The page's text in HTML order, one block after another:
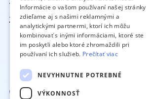
Malacky
Pezinok
Dunajská Streda
Galanta
Piešťany
Senica
Skalica
Trnava
Nitra
Komárno
Levice
Nové Zámky
Šaľa
Topoľčany
Zlaté Moravce
Trenčiansky kraj
›
Trenčín
Prievidza
Bánovce nad
Bebravou
Ilava
Myjava
Žilinský kraj
›
Žilina
Ružomberok
Dolný Kubín
Čadca
Martin
Banskobystrický kraj ›
Banská Bystrica
Zvolen
Banská Štiavnica
Brezno
Prešovský kraj
›
Svidník
Prešov
Bardejov
Košický kraj
Košice
Gelnica
Kontakt
+421 901 722 722
Informácie o vašom používaní našej stránky
zdieľame aj s našimi reklamnými a
analytickými partnermi, ktorí ich môžu
kombinovať s inými informáciami, ktoré ste
im poskytli alebo ktoré zhromaždili pri
používaní ich služieb. Prečítať viac
NEVYHNUTNE POTREBNÉ
VÝKONNOSŤ